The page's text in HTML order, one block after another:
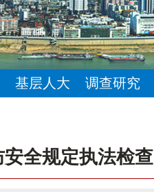
基层人大 调查研究
全规定执法检查